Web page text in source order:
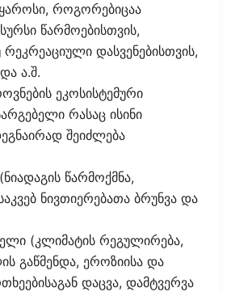
როგორებიცაა
წარმოებისთვის,
დასვენებისთვის,
ა.შ.
ეკოსისტემური
რასაც ისინი
შეიძლება
წარმოქმნა,
ნივთიერებათა ბრუნვა და
(კლიმატის რეგულირება,
გაწმენდა, ეროზიისა და
დაცვა, დამტვერვა